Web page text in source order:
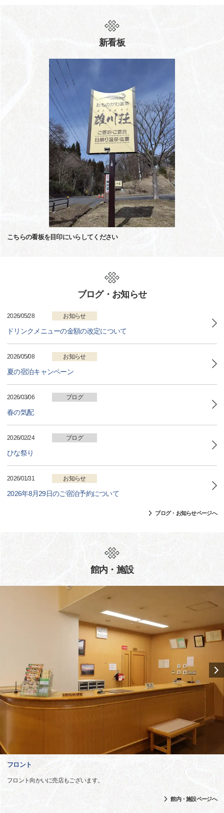
新看板
こちらの看板を目印にいらしてください
ブログ・お知らせ
2026/05/28 お知らせ
ドリンクメニューの金額の改定について
2026/05/08 お知らせ
夏の宿泊キャンペーン
2026/03/06 ブログ
春の気配
2026/02/24 ブログ
ひな祭り
2026/01/31 お知らせ
2026年8月29日のご宿泊予約について
ブログ・お知らせページへ
館内・施設
フロント
フロント向かいに売店もございます。
館内・施設ページへ